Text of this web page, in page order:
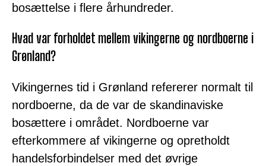
bosættelse i flere århundreder.
Hvad var forholdet mellem vikingerne og nordboerne i
Grønland?
Vikingernes tid i Grønland refererer normalt til
nordboerne, da de var de skandinaviske
bosættere i området. Nordboerne var
efterkommere af vikingerne og opretholdt
handelsforbindelser med det øvrige